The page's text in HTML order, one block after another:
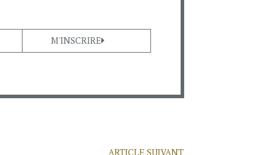
M'INSCRIRE
ARTICLE SUIVANT